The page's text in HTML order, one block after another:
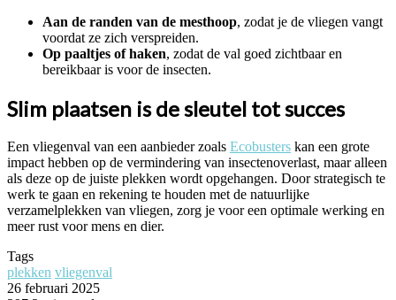
Aan de randen van de mesthoop, zodat je de vliegen vangt
voordat ze zich verspreiden.
Op paaltjes of haken, zodat de val goed zichtbaar en
bereikbaar is voor de insecten.
Slim plaatsen is de sleutel tot succes
Een vliegenval van een aanbieder zoals Ecobusters kan een grote
impact hebben op de vermindering van insectenoverlast, maar alleen
als deze op de juiste plekken wordt opgehangen. Door strategisch te
werk te gaan en rekening te houden met de natuurlijke
verzamelplekken van vliegen, zorg je voor een optimale werking en
meer rust voor mens en dier.
Tags
plekken vliegenval
26 februari 2025